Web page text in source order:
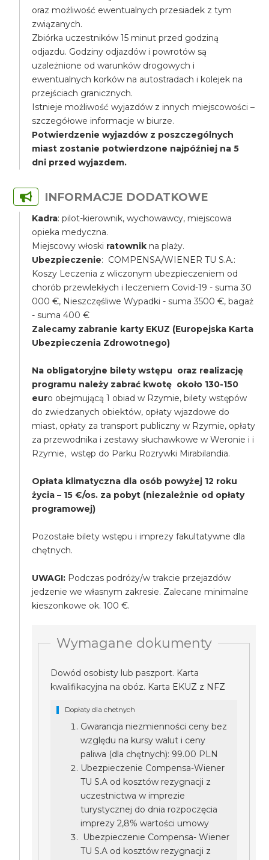
oraz możliwość ewentualnych przesiadek z tym
związanych.
Zbiórka uczestników 15 minut przed godziną
odjazdu. Godziny odjazdów i powrotów są
uzależnione od warunków drogowych i
ewentualnych korków na autostradach i kolejek na
przejściach granicznych.
Istnieje możliwość wyjazdów z innych miejscowości –
szczegółowe informacje w biurze.
Potwierdzenie wyjazdów z poszczególnych
miast zostanie potwierdzone najpóźniej na 5
dni przed wyjazdem.
INFORMACJE DODATKOWE
Kadra: pilot-kierownik, wychowawcy, miejscowa
opieka medyczna.
Miejscowy włoski ratownik na plaży.
Ubezpieczenie: COMPENSA/WIENER TU S.A.:
Koszy Leczenia z wliczonym ubezpieczeniem od
chorób przewlekłych i leczeniem Covid-19 - suma 30
000 €, Nieszczęśliwe Wypadki - suma 3500 €, bagaż
- suma 400 €
Zalecamy zabranie karty EKUZ (Europejska Karta
Ubezpieczenia Zdrowotnego)
Na obligatoryjne bilety wstępu oraz realizację
programu należy zabrać kwotę około 130-150
euro obejmującą 1 obiad w Rzymie, bilety wstępów
do zwiedzanych obiektów, opłaty wjazdowe do
miast, opłaty za transport publiczny w Rzymie, opłaty
za przewodnika i zestawy słuchawkowe w Weronie i i
Rzymie, wstęp do Parku Rozrywki Mirabilandia.
Opłata klimatyczna dla osób powyżej 12 roku
życia – 15 €/os. za pobyt (niezależnie od opłaty
programowej)
Pozostałe bilety wstępu i imprezy fakultatywne dla
chętnych.
UWAGI: Podczas podróży/w trakcie przejazdów
jedzenie we własnym zakresie. Zalecane minimalne
kieszonkowe ok. 100 €.
Wymagane dokumenty
Dowód osobisty lub paszport. Karta
kwalifikacyjna na obóz. Karta EKUZ z NFZ
Dopłaty dla chetnych
Gwarancja niezmienności ceny bez
względu na kursy walut i ceny
paliwa (dla chętnych): 99.00 PLN
Ubezpieczenie Compensa-Wiener
TU S.A od kosztów rezygnacji z
uczestnictwa w imprezie
turystycznej do dnia rozpoczęcia
imprezy 2,8% wartości umowy
Ubezpieczenie Compensa- Wiener
TU S.A od kosztów rezygnacji z